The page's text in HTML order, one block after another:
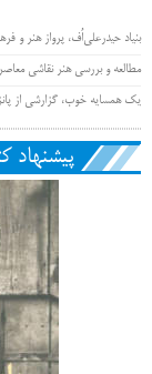
بنیاد حیدرعلی‌اُف، پرواز هنر و
مطالعه و بررسی هنر نقاشی
یک همسایه خوب، گزارشی از
پیشنهاد